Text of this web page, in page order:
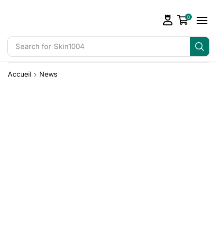
Search for Skin1004
0
Accueil News